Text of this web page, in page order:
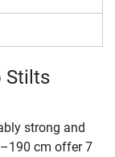
Stilts
strong and
cm offer 7